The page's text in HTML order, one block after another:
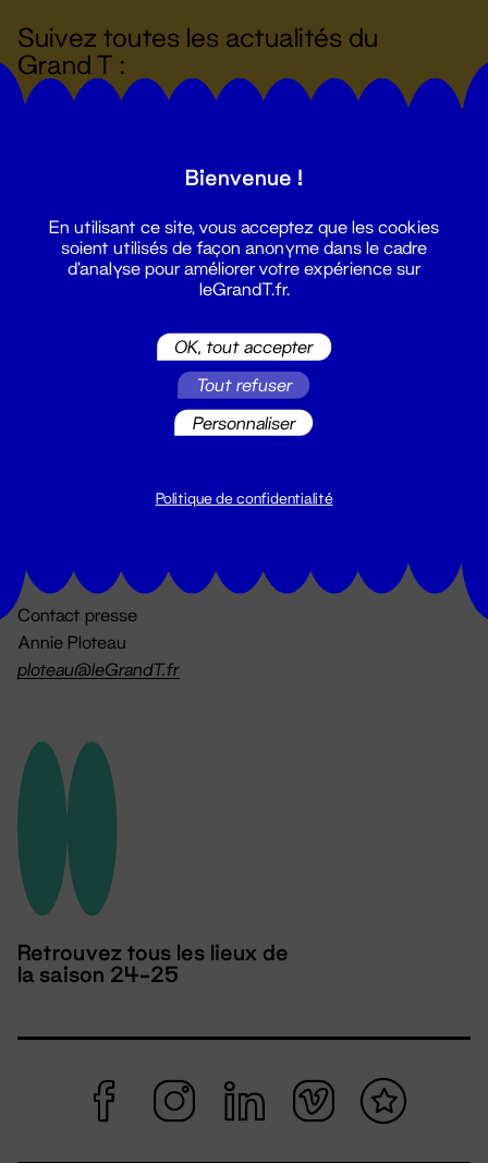
Suivez toutes les actualités du
Grand T :
billetterie@leGrandT.fr
Du lundi au vendredi 14h → 18h
Contact presse
Annie Ploteau
ploteau@leGrandT.fr
Retrouvez tous les lieux de
la saison 24-25
Bienvenue !
En utilisant ce site, vous acceptez que les cookies
soient utilisés de façon anonyme dans le cadre
d'analyse pour améliorer votre expérience sur
leGrandT.fr.
OK, tout accepter
Tout refuser
Personnaliser
Politique de confidentialité